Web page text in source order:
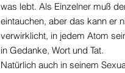
was lebt. Als Einzelner muß
eintauchen, aber das kann er
verwirklicht, in jedem Atom
in Gedanke, Wort und Tat.
Natürlich auch in seinem